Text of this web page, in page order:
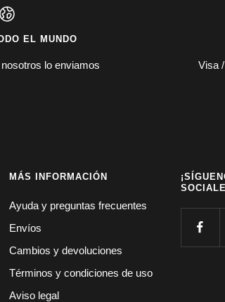
EL MUNDO
lo enviamos
Visa
MÁS INFORMACIÓN
Ayuda y preguntas frecuentes
Envíos
Cambios y devoluciones
Términos y condiciones de uso
Aviso legal